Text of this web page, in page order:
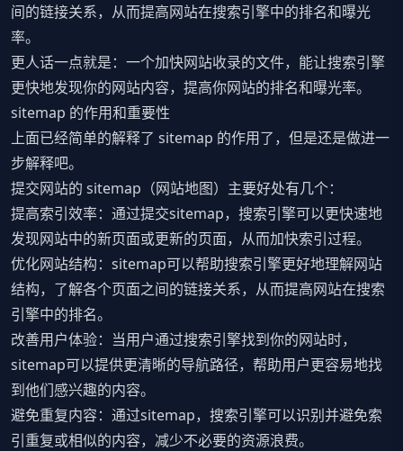
间的链接关系，从而提高网站在搜索引擎中的排名和曝光
率。
更人话一点就是：一个加快网站收录的文件，能让搜索引擎
更快地发现你的网站内容，提高你网站的排名和曝光率。
sitemap 的作用和重要性
上面已经简单的解释了 sitemap 的作用了，但是还是做进一
步解释吧。
提交网站的 sitemap（网站地图）主要好处有几个：
提高索引效率：通过提交sitemap，搜索引擎可以更快速地
发现网站中的新页面或更新的页面，从而加快索引过程。
优化网站结构：sitemap可以帮助搜索引擎更好地理解网站
结构，了解各个页面之间的链接关系，从而提高网站在搜索
引擎中的排名。
改善用户体验：当用户通过搜索引擎找到你的网站时，
sitemap可以提供更清晰的导航路径，帮助用户更容易地找
到他们感兴趣的内容。
避免重复内容：通过sitemap，搜索引擎可以识别并避免索
引重复或相似的内容，减少不必要的资源浪费。